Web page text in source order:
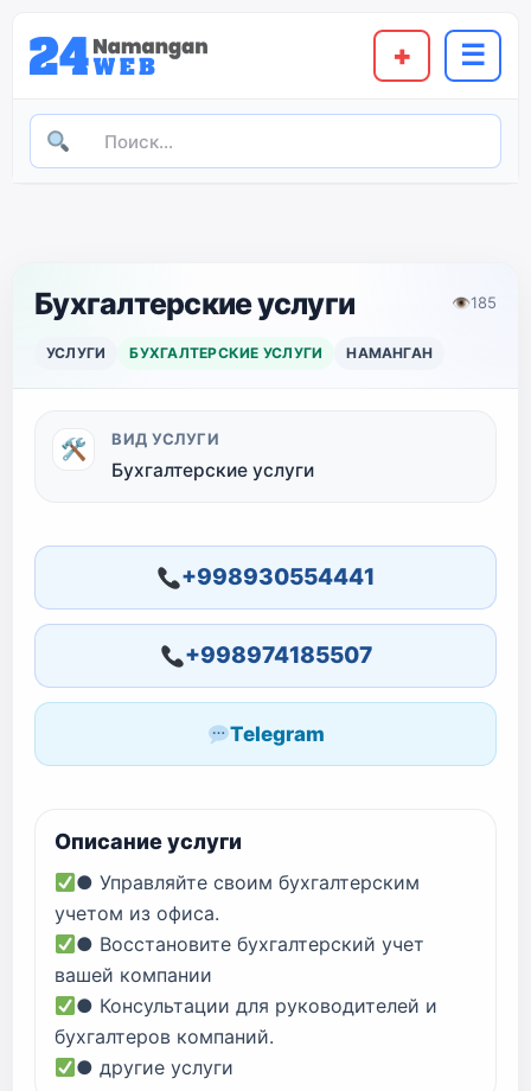
+ ☰
Бухгалтерские услуги 👁185
УСЛУГИ БУХГАЛТЕРСКИЕ УСЛУГИ НАМАНГАН
🛠 ВИД УСЛУГИ
Бухгалтерские услуги
+998930554441
+998974185507
Telegram
Описание услуги
● Управляйте своим бухгалтерским
учетом из офиса.
● Восстановите бухгалтерский учет
вашей компании
● Консультации для руководителей и
бухгалтеров компаний.
● другие услуги